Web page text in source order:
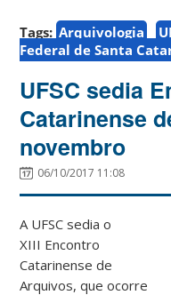
Tags: Arquivologia
Federal de Santa
UFSC sedia
Catarinense
novembro
06/10/2017 11:08
A UFSC sedia o
XIII Encontro
Catarinense de
Arquivos, que ocorre